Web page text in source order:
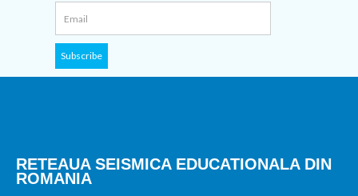
RETEAUA SEISMICA EDUCATIONALA DIN
ROMANIA